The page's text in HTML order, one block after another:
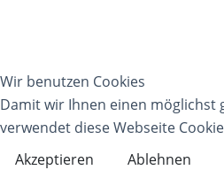
Wir benutzen Cookies
Damit wir Ihnen einen möglichst
verwendet diese Webseite
Akzeptieren
Ablehnen